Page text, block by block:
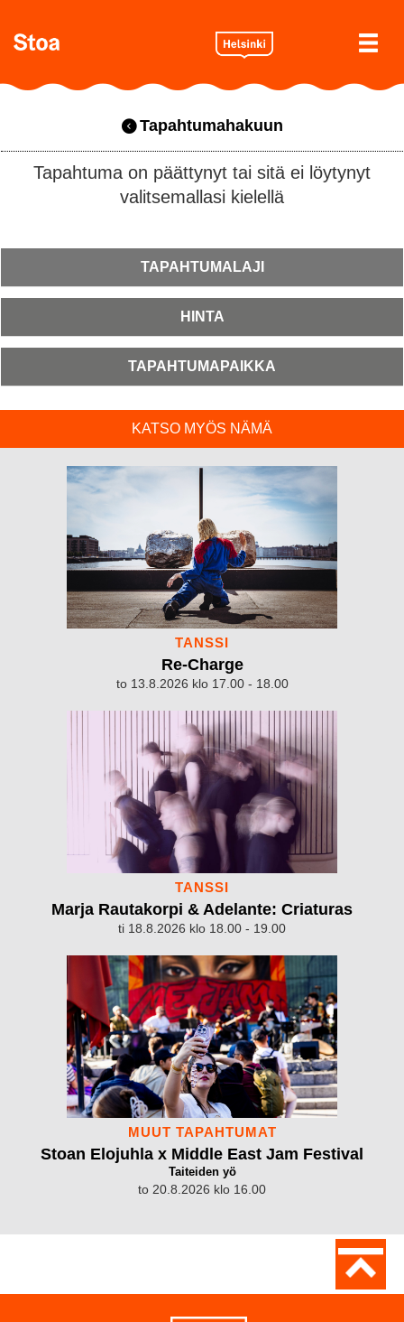
Tapahtumahakuun
Tapahtuma on päättynyt tai sitä ei löytynyt
valitsemallasi kielellä
TAPAHTUMALAJI
HINTA
TAPAHTUMAPAIKKA
KATSO MYÖS NÄMÄ
TANSSI
Re-Charge
to 13.8.2026 klo 17.00 - 18.00
TANSSI
Marja Rautakorpi & Adelante: Criaturas
ti 18.8.2026 klo 18.00 - 19.00
MUUT TAPAHTUMAT
Stoan Elojuhla x Middle East Jam Festival
Taiteiden yö
to 20.8.2026 klo 16.00